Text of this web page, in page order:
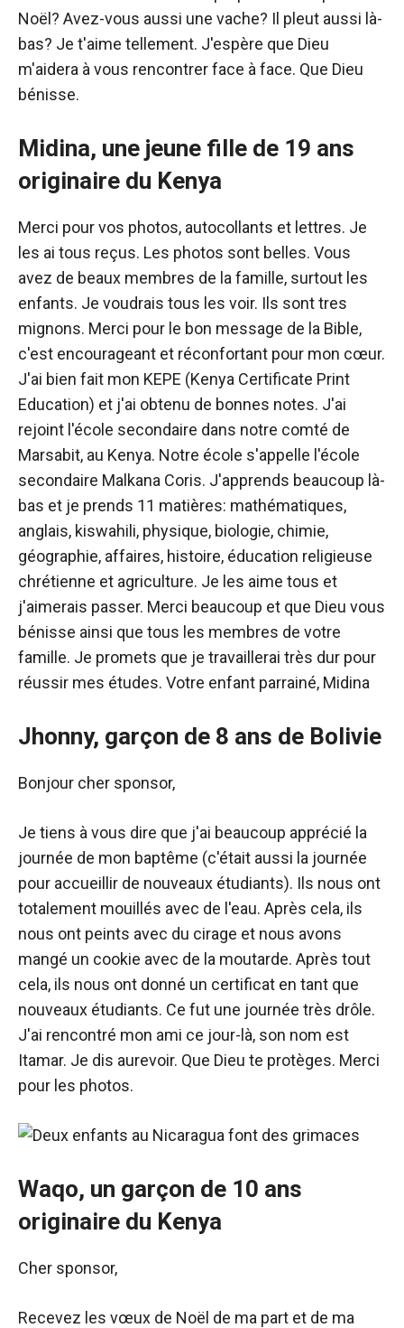
Noël? Avez-vous aussi une vache? Il pleut aussi là-
bas? Je t'aime tellement. J'espère que Dieu
m'aidera à vous rencontrer face à face. Que Dieu
bénisse.
Midina, une jeune fille de 19 ans
originaire du Kenya
Merci pour vos photos, autocollants et lettres. Je
les ai tous reçus. Les photos sont belles. Vous
avez de beaux membres de la famille, surtout les
enfants. Je voudrais tous les voir. Ils sont tres
mignons. Merci pour le bon message de la Bible,
c'est encourageant et réconfortant pour mon cœur.
J'ai bien fait mon KEPE (Kenya Certificate Print
Education) et j'ai obtenu de bonnes notes. J'ai
rejoint l'école secondaire dans notre comté de
Marsabit, au Kenya. Notre école s'appelle l'école
secondaire Malkana Coris. J'apprends beaucoup là-
bas et je prends 11 matières: mathématiques,
anglais, kiswahili, physique, biologie, chimie,
géographie, affaires, histoire, éducation religieuse
chrétienne et agriculture. Je les aime tous et
j'aimerais passer. Merci beaucoup et que Dieu vous
bénisse ainsi que tous les membres de votre
famille. Je promets que je travaillerai très dur pour
réussir mes études. Votre enfant parrainé, Midina
Jhonny, garçon de 8 ans de Bolivie
Bonjour cher sponsor,
Je tiens à vous dire que j'ai beaucoup apprécié la
journée de mon baptême (c'était aussi la journée
pour accueillir de nouveaux étudiants). Ils nous ont
totalement mouillés avec de l'eau. Après cela, ils
nous ont peints avec du cirage et nous avons
mangé un cookie avec de la moutarde. Après tout
cela, ils nous ont donné un certificat en tant que
nouveaux étudiants. Ce fut une journée très drôle.
J'ai rencontré mon ami ce jour-là, son nom est
Itamar. Je dis aurevoir. Que Dieu te protèges. Merci
pour les photos.
Waqo, un garçon de 10 ans
originaire du Kenya
Cher sponsor,
Recevez les vœux de Noël de ma part et de ma